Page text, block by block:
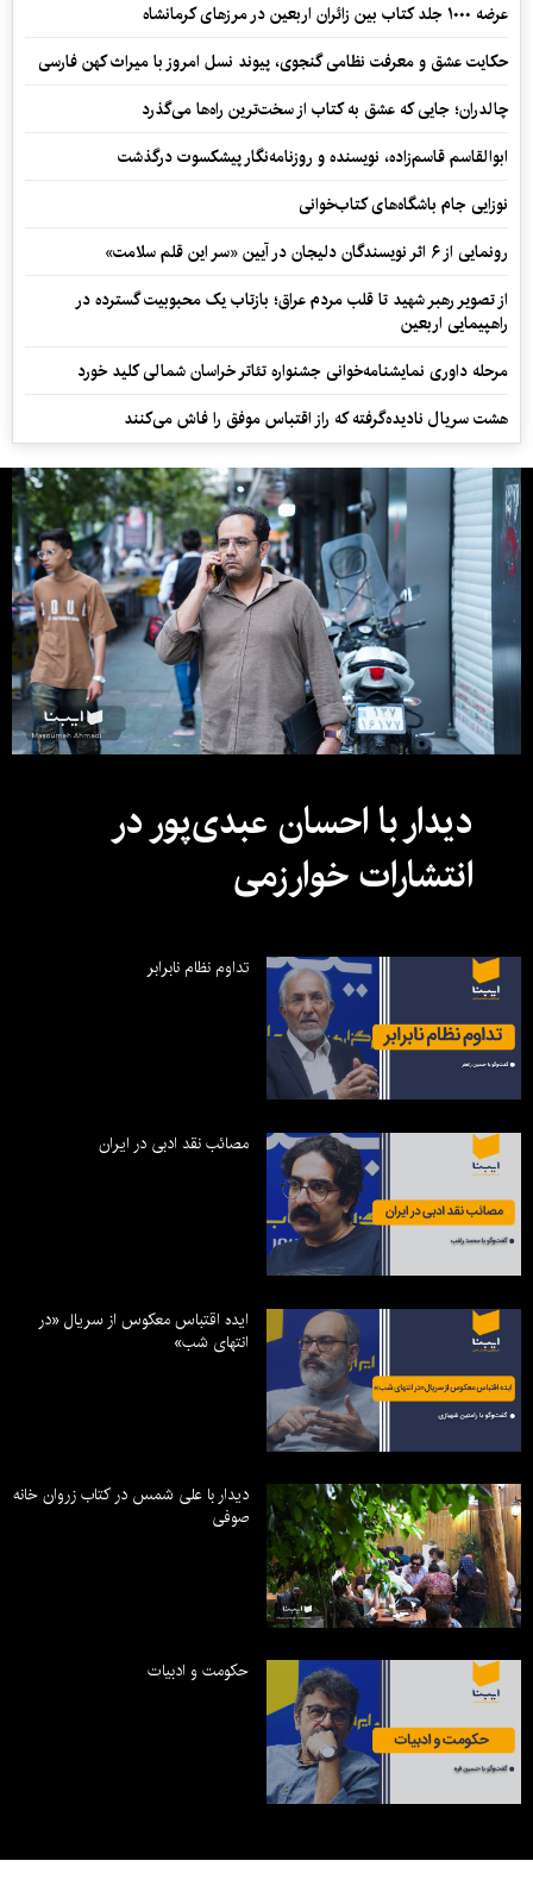
عرضه ۱۰۰۰ جلد کتاب بین زائران اربعین در مرزهای کرمانشاه
حکایت عشق و معرفت نظامی گنجوی، پیوند نسل امروز با میراث کهن فارسی
چالدران؛ جایی که عشق به کتاب از سخت‌ترین راه‌ها می‌گذرد
ابوالقاسم قاسم‌زاده، نویسنده و روزنامه‌نگار پیشکسوت درگذشت
نوزایی جام باشگاه‌های کتاب‌خوانی
رونمایی از ۶ اثر نویسندگان دلیجان در آیین «سر این قلم سلامت»
از تصویر رهبر شهید تا قلب مردم عراق؛ بازتاب یک محبوبیت گسترده در
راهپیمایی اربعین
مرحله داوری نمایشنامه‌خوانی جشنواره تئاتر خراسان شمالی کلید خورد
هشت سریال نادیده‌گرفته که راز اقتباس موفق را فاش می‌کنند
دیدار با احسان عبدی‌پور در
انتشارات خوارزمی
تداوم نظام نابرابر
مصائب نقد ادبی در ایران
ایده اقتباس معکوس از سریال «در
انتهای شب»
دیدار با علی شمس در کتاب زروان خانه
صوفی
حکومت و ادبیات